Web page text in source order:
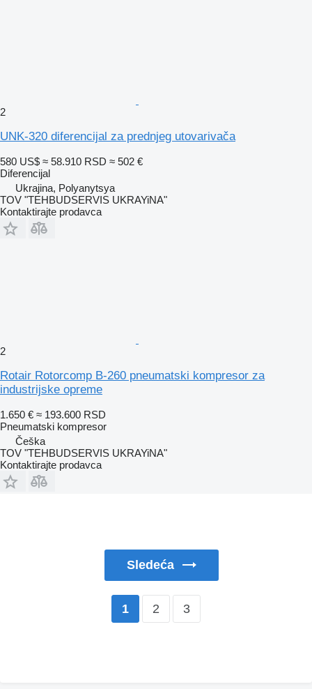
2
UNK-320 diferencijal za prednjeg utovarivača
580 US$ ≈ 58.910 RSD ≈ 502 €
Diferencijal
Ukrajina, Polyanytsya
TOV "TEHBUDSERVIS UKRAYiNA"
Kontaktirajte prodavca
2
Rotair Rotorcomp B-260 pneumatski kompresor za
industrijske opreme
1.650 € ≈ 193.600 RSD
Pneumatski kompresor
Češka
TOV "TEHBUDSERVIS UKRAYiNA"
Kontaktirajte prodavca
Sledeća
1 2 3